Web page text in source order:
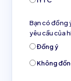
Bạn có đồng
yêu cầu của
Đồng ý
Không